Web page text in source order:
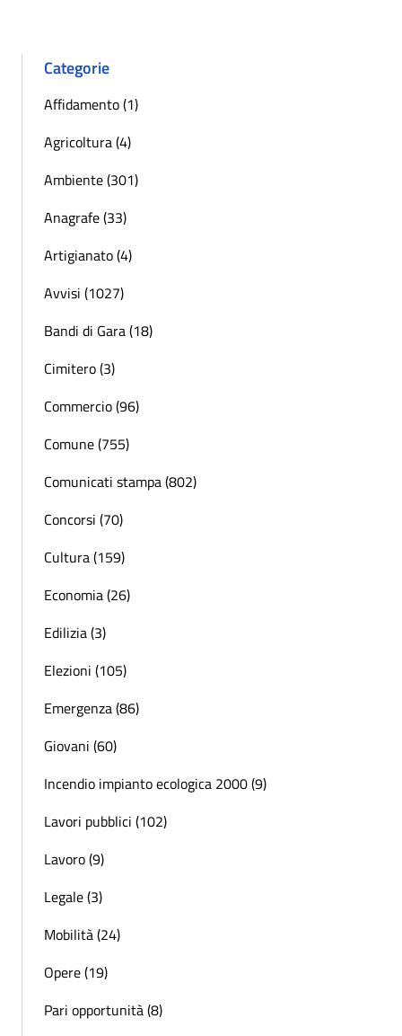
Categorie
Affidamento (1)
Agricoltura (4)
Ambiente (301)
Anagrafe (33)
Artigianato (4)
Avvisi (1027)
Bandi di Gara (18)
Cimitero (3)
Commercio (96)
Comune (755)
Comunicati stampa (802)
Concorsi (70)
Cultura (159)
Economia (26)
Edilizia (3)
Elezioni (105)
Emergenza (86)
Giovani (60)
Incendio impianto ecologica 2000 (9)
Lavori pubblici (102)
Lavoro (9)
Legale (3)
Mobilità (24)
Opere (19)
Pari opportunità (8)